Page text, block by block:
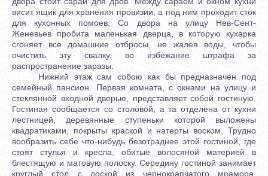
висит ящик для хранения провизии, а под ним проходит сток
для кухонных помоев. Со двора на улицу Нев-Сент-
Женевьев пробита маленькая дверца, в которую кухарка
сгоняет все домашние отбросы, не жалея воды, чтобы
очистить эту свалку, во избежание штрафа за
распространение заразы.
Нижний этаж сам собою как бы предназначен под
семейный пансион. Первая комната, с окнами на улицу и
стеклянной входной дверью, представляет собой гостиную.
Гостиная сообщается со столовой, а та отделена от кухни
лестницей, деревянные ступеньки которой выложены
квадратиками, покрыты краской и натерты воском. Трудно
вообразить себе что-нибудь безотраднее этой гостиной, где
стоят стулья и кресла, обитые волосяной материей в
блестящую и матовую полоску. Середину гостиной занимает
круглый стол с доской из чернокрапчатого мрамора,